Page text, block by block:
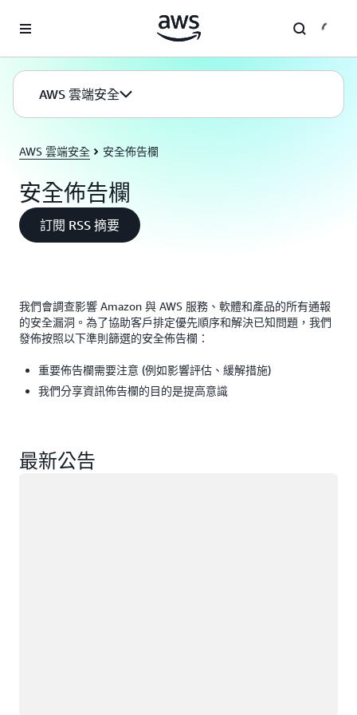
AWS 雲端安全
AWS 雲端安全 安全佈告欄
安全佈告欄
訂閱 RSS 摘要
我們會調查影響 Amazon 與 AWS 服務、軟體和產品的所有通報
的安全漏洞。為了協助客戶排定優先順序和解決已知問題，我們
發佈按照以下準則篩選的安全佈告欄：
重要佈告欄需要注意 (例如影響評估、緩解措施)
我們分享資訊佈告欄的目的是提高意識
最新公告